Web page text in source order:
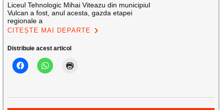
Liceul Tehnologic Mihai Viteazu din municipiul
Vulcan a fost, anul acesta, gazda etapei
regionale a
CITEȘTE MAI DEPARTE
Distribuie acest articol